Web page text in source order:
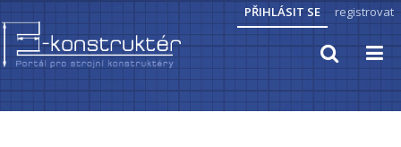
PŘIHLÁSIT SE registrovat